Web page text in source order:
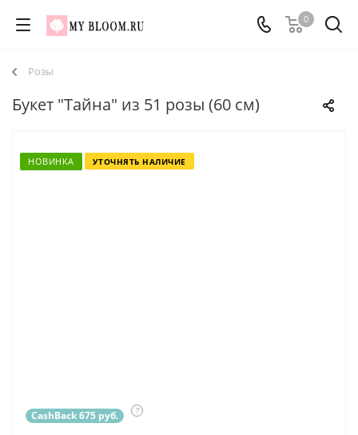
0
Розы
Букет "Тайна" из 51 розы (60 см)
НОВИНКА УТОЧНЯТЬ НАЛИЧИЕ
CashBack 675 руб. ?